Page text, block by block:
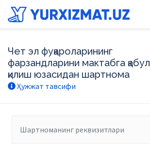
Чет эл фуқароларининг
фарзандларини мактабга қабул
қилиш юзасидан шартнома
Ҳужжат тавсифи
Шартноманинг реквизитлари